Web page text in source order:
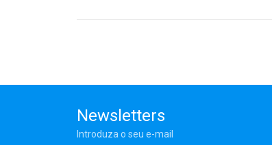
Newsletters
Introduza o seu e-mail